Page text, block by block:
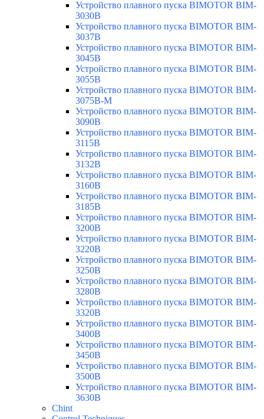
Устройство плавного пуска BIMOTOR BIM-
3030B
Устройство плавного пуска BIMOTOR BIM-
3037B
Устройство плавного пуска BIMOTOR BIM-
3045B
Устройство плавного пуска BIMOTOR BIM-
3055B
Устройство плавного пуска BIMOTOR BIM-
3075B-M
Устройство плавного пуска BIMOTOR BIM-
3090B
Устройство плавного пуска BIMOTOR BIM-
3115B
Устройство плавного пуска BIMOTOR BIM-
3132B
Устройство плавного пуска BIMOTOR BIM-
3160B
Устройство плавного пуска BIMOTOR BIM-
3185B
Устройство плавного пуска BIMOTOR BIM-
3200B
Устройство плавного пуска BIMOTOR BIM-
3220B
Устройство плавного пуска BIMOTOR BIM-
3250B
Устройство плавного пуска BIMOTOR BIM-
3280B
Устройство плавного пуска BIMOTOR BIM-
3320B
Устройство плавного пуска BIMOTOR BIM-
3400B
Устройство плавного пуска BIMOTOR BIM-
3450B
Устройство плавного пуска BIMOTOR BIM-
3500B
Устройство плавного пуска BIMOTOR BIM-
3630B
Chint